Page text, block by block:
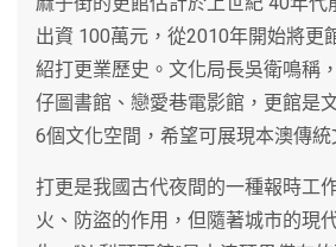
出資 100萬元，從2010年開始將更
紹打更業歷史。文化局長吳衛鳴稱
仔圖書館、戀愛巷電影館，更館是
6個文化空間，希望可展現本澳傳統
打更是我國古代夜間的一種報時工
火、防盜的作用，但隨著城市的現